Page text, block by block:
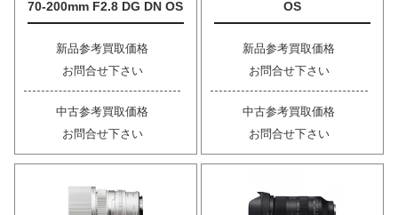
70-200mm F2.8 DG DN OS
新品参考買取価格
お問合せ下さい
中古参考買取価格
お問合せ下さい
OS
新品参考買取価格
お問合せ下さい
中古参考買取価格
お問合せ下さい